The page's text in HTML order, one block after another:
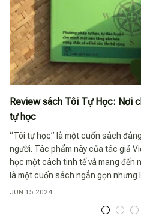
Review sách Tôi Tự Học: Nơi
tự học
“Tôi tự học” là một cuốn sách
người. Tác phẩm này của tác giả
học một cách tinh tế và mang đến
là một cuốn sách ngắn gọn
quan niệm về việc tự học và
JUN 15 2024